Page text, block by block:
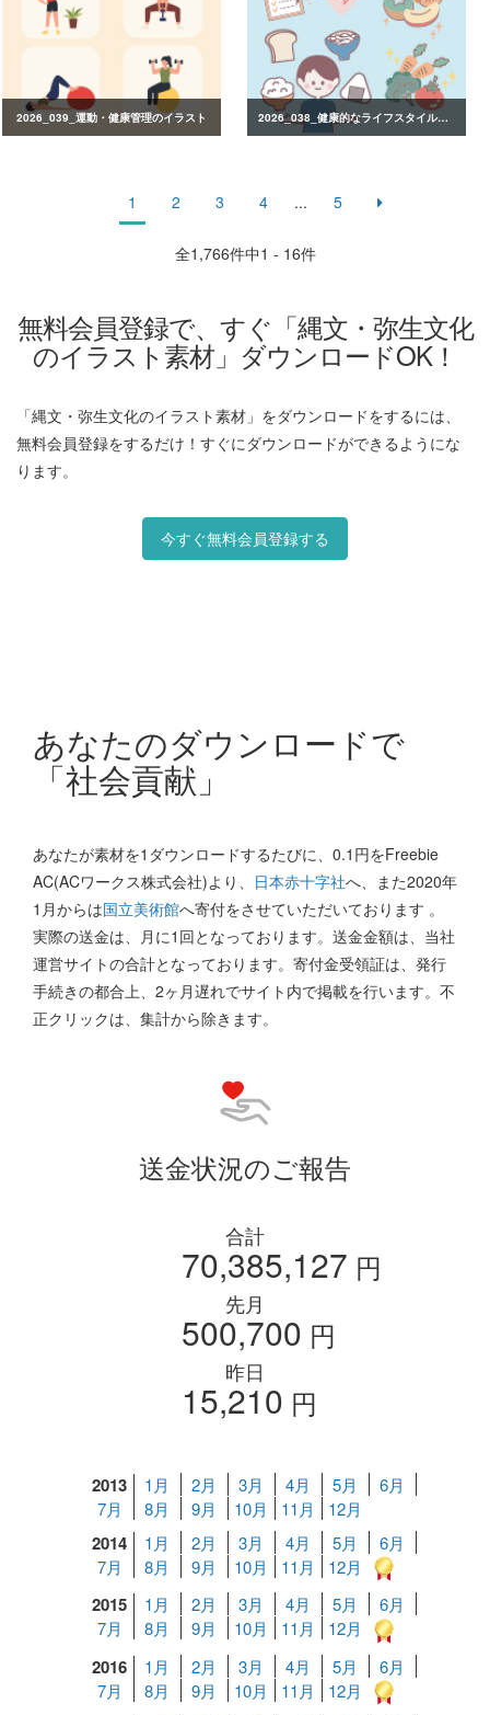
2026_039_運動・健康管理のイラスト 2026_038_健康的なライフスタイルのイラスト
1 2 3 4 ... 5
全1,766件中1 - 16件
無料会員登録で、すぐ「縄文・弥生文化
のイラスト素材」ダウンロードOK！
「縄文・弥生文化のイラスト素材」をダウンロードをするには、
無料会員登録をするだけ！すぐにダウンロードができるようにな
ります。
今すぐ無料会員登録する
あなたのダウンロードで
「社会貢献」
あなたが素材を1ダウンロードするたびに、0.1円をFreebie
AC(ACワークス株式会社)より、 日本赤十字社へ、また2020年
1月からは国立美術館へ寄付をさせていただいております 。
実際の送金は、月に1回となっております。送金金額は、当社
運営サイトの合計となっております。寄付金受領証は、発行
手続きの都合上、2ヶ月遅れでサイト内で掲載を行います。不
正クリックは、集計から除きます。
送金状況のご報告
合計
70,385,127 円
先月
500,700 円
昨日
15,210 円
2013 1月 2月 3月 4月 5月
6月
7月
8月 9月 10月 11月 12月
2014 1月 2月 3月 4月 5月
6月
7月
8月 9月 10月 11月 12月
2015 1月 2月 3月 4月 5月
6月
7月
8月 9月 10月 11月 12月
2016 1月 2月 3月 4月 5月
6月
7月
8月 9月 10月 11月 12月